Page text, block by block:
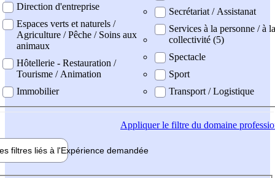
Direction d'entreprise
Espaces verts et naturels /
Agriculture / Pêche / Soins aux
animaux
Hôtellerie - Restauration /
Tourisme / Animation
Immobilier
Secrétariat / Assistanat
Services à la personne / à la
collectivité (5)
Spectacle
Sport
Transport / Logistique
Appliquerle filtre du domaine
filtres liés à l'Expérience demandée